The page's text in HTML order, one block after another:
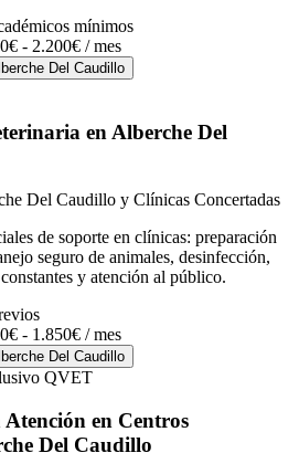
mínimos
- 2.200€ / mes
Del Caudillo
en Alberche Del
Del Caudillo y Clínicas Concertadas
de soporte en clínicas: preparación
seguro de animales, desinfección,
y atención al público.
- 1.850€ / mes
Del Caudillo
QVET
en Centros
Del Caudillo